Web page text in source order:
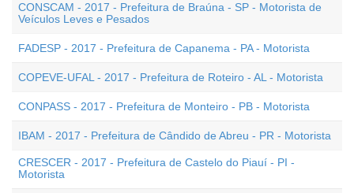
CONSCAM - 2017 - Prefeitura de Braúna - SP - Motorista de
Veículos Leves e Pesados
FADESP - 2017 - Prefeitura de Capanema - PA - Motorista
COPEVE-UFAL - 2017 - Prefeitura de Roteiro - AL - Motorista
CONPASS - 2017 - Prefeitura de Monteiro - PB - Motorista
IBAM - 2017 - Prefeitura de Cândido de Abreu - PR - Motorista
CRESCER - 2017 - Prefeitura de Castelo do Piauí - PI -
Motorista